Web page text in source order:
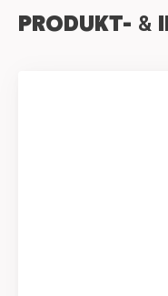
PRODUKT- &